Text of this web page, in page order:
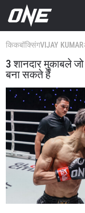
किकबॉक्सिंगVIJAY KUMAR
3 शानदार मुकाबले
बना सकते हैं